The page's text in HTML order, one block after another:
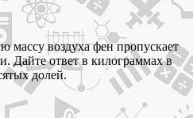
массу воздуха фен пропускает
Дайте ответ в килограммах в
долей.